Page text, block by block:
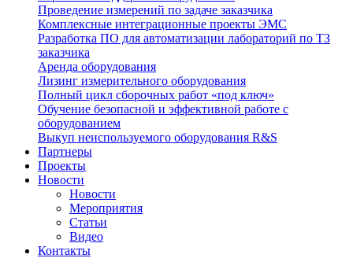
Проведение измерений по задаче заказчика
Комплексные интеграционные проекты ЭМС
Разработка ПО для автоматизации лабораторий по ТЗ
заказчика
Аренда оборудования
Лизинг измерительного оборудования
Полный цикл сборочных работ «под ключ»
Обучение безопасной и эффективной работе с
оборудованием
Выкуп неиспользуемого оборудования R&S
Партнеры
Проекты
Новости
Новости
Мероприятия
Статьи
Видео
Контакты